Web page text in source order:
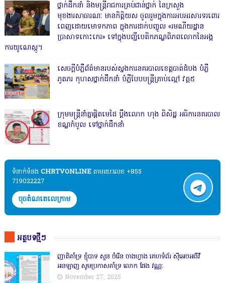
ថ្នាក់ដឹកនាំ និងមន្ត្រីរាជការគ្រប់ជាន់ថ្នាក់ នៃក្រសួង
មុខងារសាធារណៈ មានកិត្តិយស ចូលរួមក្នុងការអបអរសារទរពោរ
ពេញដោយមោទកភាព ក្នុងការដាក់បញ្ចូល «រមណីយដ្ឋាន
ប្រាសាទកោះកេរ» ទៅក្នុងបញ្ជីបេតិកភណ្ឌពិភពលោកនៃអង្គ
ការយូណេស្កូ។
សេចក្តីបំភ្លឺព័ត៌មានរបស់ស្នងការនគរបាលខេត្តបាត់ដំបង បំភ្លឺ
ភូតភរ កុហសថ្នាក់ដឹកនាំ បំភ្លឺបែបបន្ត្រីគ្រាប់ល្ពៅ វគ្គ៥
ក្រុមមន្ត្រីនាំគ្នាផ្ដិតមេដៃ ប្ដឹងលោក ហុង ពិសិដ្ឋ អធិការនគរបាល
ខណ្ឌកំបូល ទៅថ្នាក់ដឹកនាំ
ទំនាក់ទំនង​​ CHRTVONLINE តាមរយៈលេខ +855
719022227
ចុចតំណតេលេក្រាម
អត្ថបទថ្មីៗ
ញាតិគាំទ្រ ខ្ញុំបាទ សួន ចំរើន ចាងហ្វាង គេហទំព័រ ស៊ីអេចអធីវី
អនឡាញ សូមប្រកាសគាំទ្រ លោក ផែង វណ្ណ:
November 27, 2025